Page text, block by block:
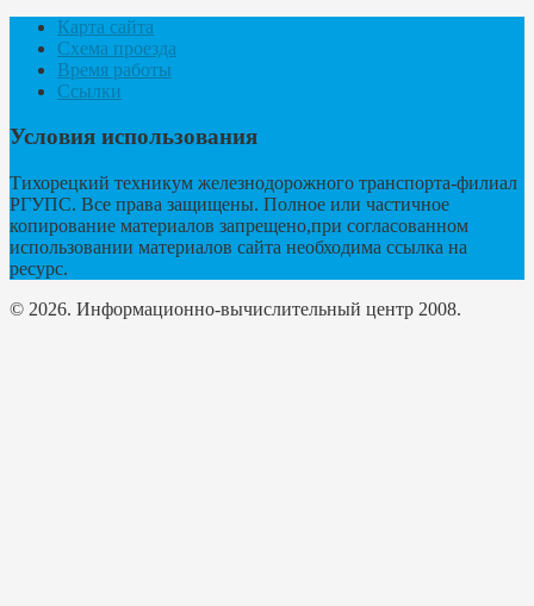
Карта сайта
Схема проезда
Время работы
Ссылки
Условия использования
Тихорецкий техникум железнодорожного транспорта-филиал
РГУПС. Все права защищены. Полное или частичное
копирование материалов запрещено,при согласованном
использовании материалов сайта необходима ссылка на
ресурс.
© 2026. Информационно-вычислительный центр 2008.